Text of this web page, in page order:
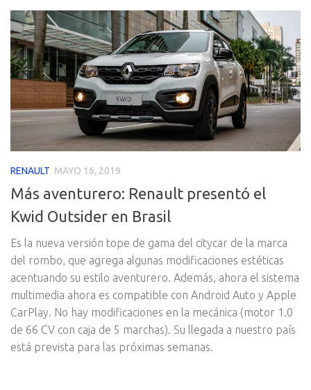
RENAULT MAYO 16, 2019
Más aventurero: Renault presentó el
Kwid Outsider en Brasil
Es la nueva versión tope de gama del citycar de la marca
del rombo, que agrega algunas modificaciones estéticas
acentuando su estilo aventurero. Además, ahora el sistema
multimedia ahora es compatible con Android Auto y Apple
CarPlay. No hay modificaciones en la mecánica (motor 1.0
de 66 CV con caja de 5 marchas). Su llegada a nuestro país
está prevista para las próximas semanas.